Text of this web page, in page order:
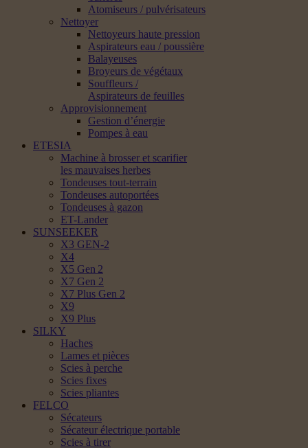
Atomiseurs / pulvérisateurs
Nettoyer
Nettoyeurs haute pression
Aspirateurs eau / poussière
Balayeuses
Broyeurs de végétaux
Souffleurs /
Aspirateurs de feuilles
Approvisionnement
Gestion d’énergie
Pompes à eau
ETESIA
Machine à brosser et scarifier
les mauvaises herbes
Tondeuses tout-terrain
Tondeuses autoportées
Tondeuses à gazon
ET-Lander
SUNSEEKER
X3 GEN-2
X4
X5 Gen 2
X7 Gen 2
X7 Plus Gen 2
X9
X9 Plus
SILKY
Haches
Lames et pièces
Scies à perche
Scies fixes
Scies pliantes
FELCO
Sécateurs
Sécateur électrique portable
Scies à tirer